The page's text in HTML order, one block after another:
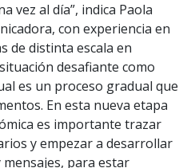
vez al día”, indica Paola
con experiencia en
de distinta escala en
desafiante como
es un proceso gradual que
En esta nueva etapa
es importante trazar
y empezar a desarrollar
para estar